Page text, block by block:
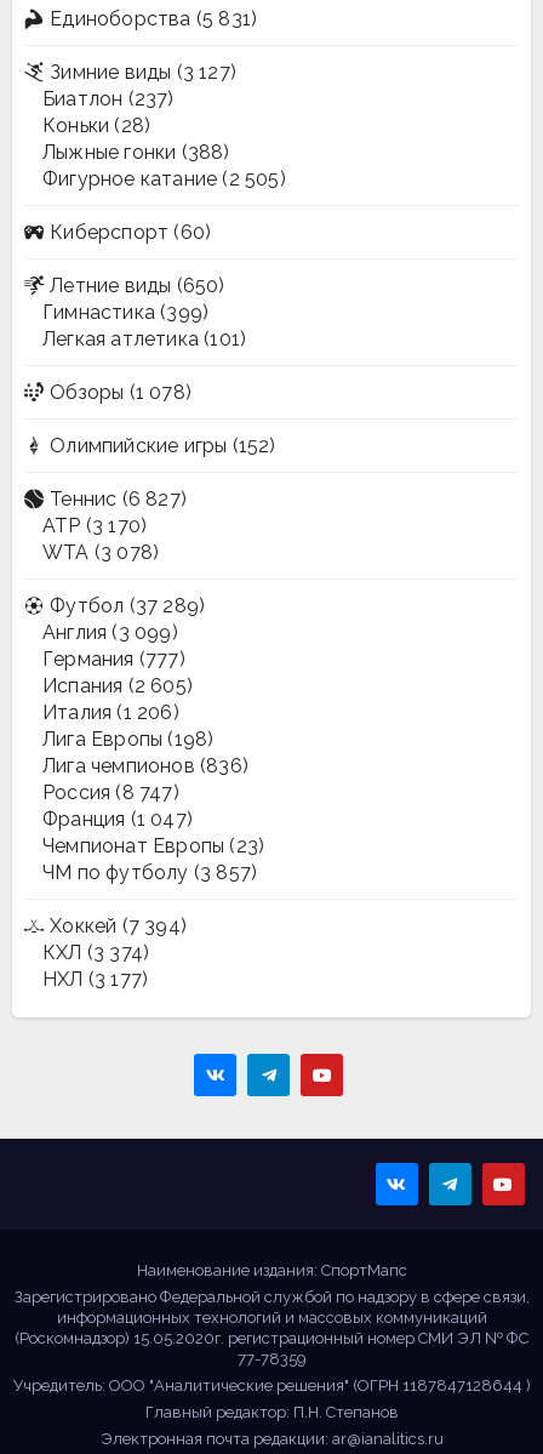
Единоборства (5 831)
Зимние виды (3 127)
Биатлон (237)
Коньки (28)
Лыжные гонки (388)
Фигурное катание (2 505)
Киберспорт (60)
Летние виды (650)
Гимнастика (399)
Легкая атлетика (101)
Обзоры (1 078)
Олимпийские игры (152)
Теннис (6 827)
ATP (3 170)
WTA (3 078)
Футбол (37 289)
Англия (3 099)
Германия (777)
Испания (2 605)
Италия (1 206)
Лига Европы (198)
Лига чемпионов (836)
Россия (8 747)
Франция (1 047)
Чемпионат Европы (23)
ЧМ по футболу (3 857)
Хоккей (7 394)
КХЛ (3 374)
НХЛ (3 177)
Наименование издания: СпортМапс
Зарегистрировано Федеральной службой по надзору в сфере связи,
информационных технологий и массовых коммуникаций
(Роскомнадзор) 15.05.2020г. регистрационный номер СМИ ЭЛ № ФС
77-78359
Учредитель: ООО "Аналитические решения" (ОГРН 1187847128644 )
Главный редактор: П.Н. Степанов
Электронная почта редакции: ar@ianalitics.ru